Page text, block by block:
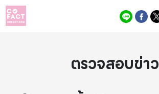
ตรวจสอบข่าว